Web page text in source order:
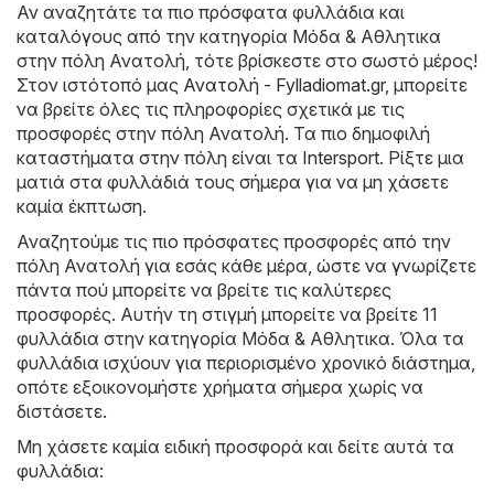
Αν αναζητάτε τα πιο πρόσφατα φυλλάδια και
καταλόγους από την κατηγορία Μόδα & Aθλητικα
στην πόλη Ανατολή, τότε βρίσκεστε στο σωστό μέρος!
Στον ιστότοπό μας Ανατολή - Fylladiomat.gr, μπορείτε
να βρείτε όλες τις πληροφορίες σχετικά με τις
προσφορές στην πόλη Ανατολή. Τα πιο δημοφιλή
καταστήματα στην πόλη είναι τα Intersport. Ρίξτε μια
ματιά στα φυλλάδιά τους σήμερα για να μη χάσετε
καμία έκπτωση.
Αναζητούμε τις πιο πρόσφατες προσφορές από την
πόλη Ανατολή για εσάς κάθε μέρα, ώστε να γνωρίζετε
πάντα πού μπορείτε να βρείτε τις καλύτερες
προσφορές. Αυτήν τη στιγμή μπορείτε να βρείτε 11
φυλλάδια στην κατηγορία Μόδα & Aθλητικα. Όλα τα
φυλλάδια ισχύουν για περιορισμένο χρονικό διάστημα,
οπότε εξοικονομήστε χρήματα σήμερα χωρίς να
διστάσετε.
Μη χάσετε καμία ειδική προσφορά και δείτε αυτά τα
φυλλάδια: